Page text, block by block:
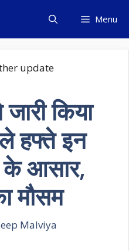
Menu
किया
हफ्ते इन
के आसार,
मौसम
Malviya